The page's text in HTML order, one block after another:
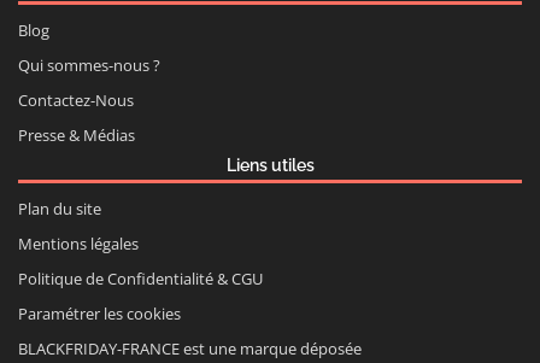
Blog
Qui sommes-nous ?
Contactez-Nous
Presse & Médias
Liens utiles
Plan du site
Mentions légales
Politique de Confidentialité & CGU
Paramétrer les cookies
BLACKFRIDAY-FRANCE est une marque déposée